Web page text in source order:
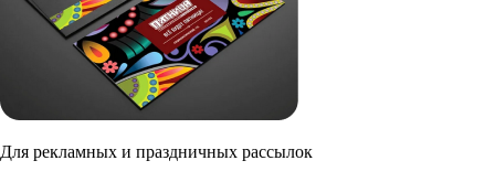
Для рекламных и праздничных рассылок